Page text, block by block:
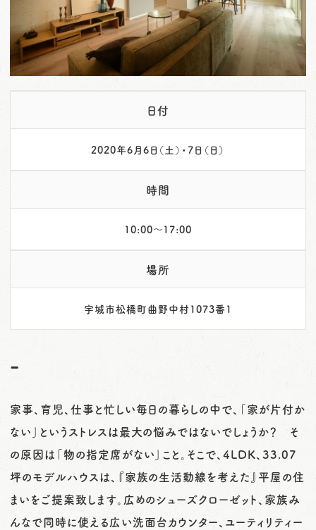
日付
2020年6月6日（土）・7日（日）
時間
10:00～17:00
場所
宇城市松橋町曲野中村1073番1
-
家事、育児、仕事と忙しい毎日の暮らしの中で、「家が片付か
ない」というストレスは最大の悩みではないでしょうか？ そ
の原因は「物の指定席がない」こと。そこで、4LDK、33.07
坪のモデルハウスは、『家族の生活動線を考えた』平屋の住
まいをご提案致します。広めのシューズクローゼット、家族み
んなで同時に使える広い洗面台カウンター、ユーティリティー